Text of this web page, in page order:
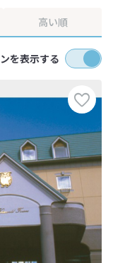
高い順
を表示する